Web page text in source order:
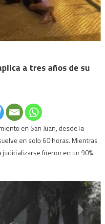
a tres años de su
en San Juan, desde la
en solo 60 horas. Mientras
judicializarse fueron en un 90%